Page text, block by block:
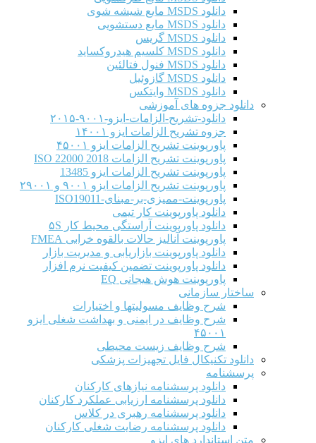
دانلود MSDS مایع شیشه شوی
دانلود MSDS مایع دستشویی
دانلود MSDS گریس
دانلود MSDS کلسیم هیدروکساید
دانلود MSDS فنول فتالئین
دانلود MSDS گازوئیل
دانلود MSDS وایتکس
دانلود جزوه های آموزشی
دانلود-تشریح-الزامات-ایزو-۹۰۰۱-۲۰۱۵
جزوه تشریح الزامات ایزو ۱۴۰۰۱
پاورپوینت تشریح الزامات ایزو ۴۵۰۰۱
پاورپوینت تشریح الزامات ISO 22000 2018
پاورپوینت تشریح الزامات ایزو 13485
پاورپوینت تشریح الزامات ایزو ۹۰۰۱ و ۲۹۰۰۱
پاورپوینت-ممیزی-بر-مبنای-ISO19011
دانلود پاورپوینت کار تیمی
دانلود پاورپوینت آراستگی محیط کار ۵S
پاورپوینت آنالیز حالات بالقوه خرابی FMEA
دانلود پاورپوینت بازاریابی و مدیریت بازار
دانلود پاورپوینت تضمین کیفیت نرم افزار
پاورپوینت هوش هیجانی EQ
ساختار سازمانی
شرح وظايف مسوليتها و اختيارات
شرح وظایف در ایمنی و بهداشت شغلی ایزو
۴۵۰۰۱
شرح وظایف زیست محیطی
دانلود تکنیکال فایل تجهیزات پزشکی
پرسشنامه
دانلود پرسشنامه نیازهای کارکنان
دانلود پرسشنامه ارزیابی عملکرد کارکنان
دانلود پرسشنامه رهبری در کلاس
دانلود پرسشنامه رضایت شغلی کارکنان
متن استاندارد های ایزو